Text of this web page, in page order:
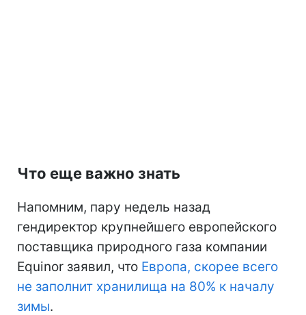
Что еще важно знать
Напомним, пару недель назад
гендиректор крупнейшего европейского
поставщика природного газа компании
Equinor заявил, что Европа, скорее всего
не заполнит хранилища на 80% к началу
зимы.